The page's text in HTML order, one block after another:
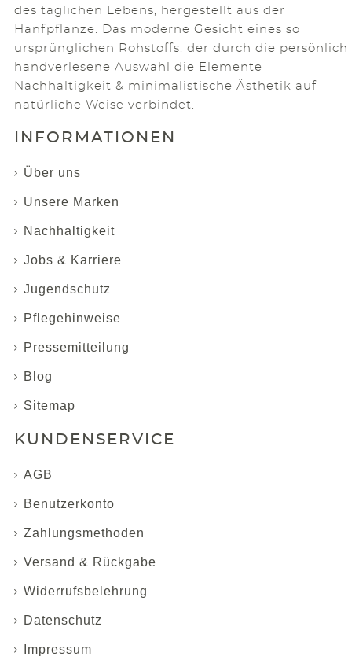
des täglichen Lebens, hergestellt aus der
Hanfpflanze. Das moderne Gesicht eines so
ursprünglichen Rohstoffs, der durch die persönlich
handverlesene Auswahl die Elemente
Nachhaltigkeit & minimalistische Ästhetik auf
natürliche Weise verbindet.
INFORMATIONEN
Über uns
Unsere Marken
Nachhaltigkeit
Jobs & Karriere
Jugendschutz
Pflegehinweise
Pressemitteilung
Blog
Sitemap
KUNDENSERVICE
AGB
Benutzerkonto
Zahlungsmethoden
Versand & Rückgabe
Widerrufsbelehrung
Datenschutz
Impressum